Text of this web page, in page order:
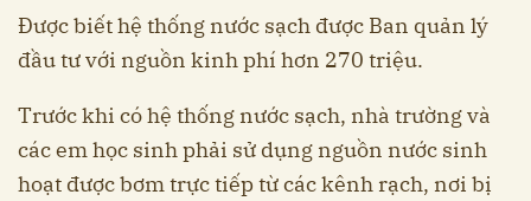
Được biết hệ thống nước sạch được Ban quản lý
đầu tư với nguồn kinh phí hơn 270 triệu.
Trước khi có hệ thống nước sạch, nhà trường và
các em học sinh phải sử dụng nguồn nước sinh
hoạt được bơm trực tiếp từ các kênh rạch, nơi bị